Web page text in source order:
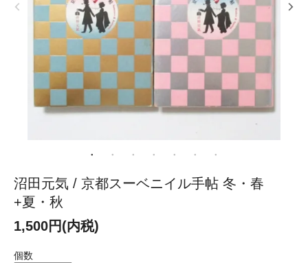
沼田元気 / 京都スーベニイル手帖 冬・春
+夏・秋
1,500円(内税)
個数